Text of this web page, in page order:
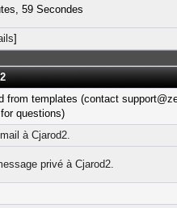
59 Secondes
]
from templates (contact
questions)
à Cjarod2.
privé à Cjarod2.